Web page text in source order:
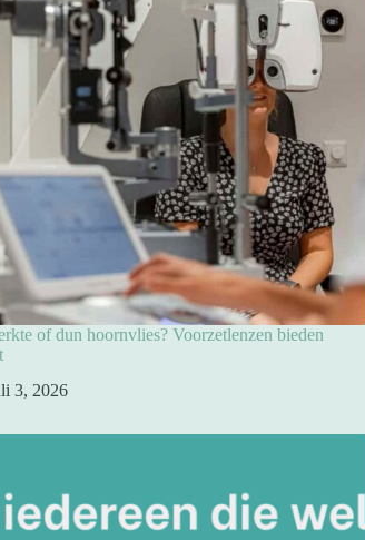
of dun hoornvlies? Voorzetlenzen bieden
3, 2026